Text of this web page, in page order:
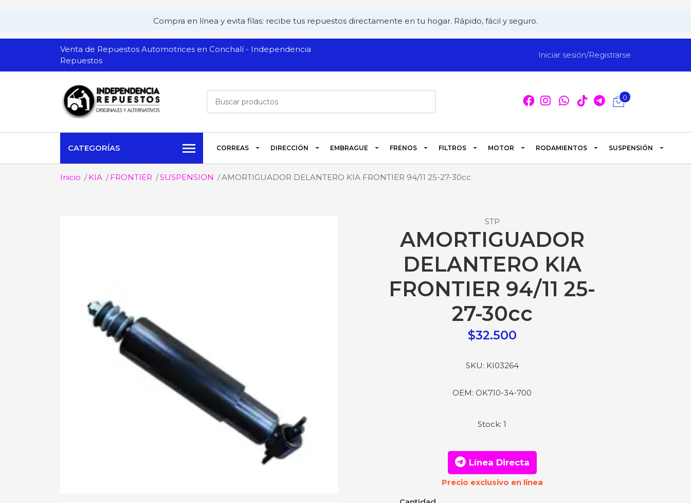
Compra en línea y evita filas: recibe tus repuestos directamente en tu hogar. Rápido, fácil y seguro.
Venta de Repuestos Automotrices en Conchalí - Independencia
Repuestos
Iniciar sesión/Registrarse
0
CATEGORÍAS CORREAS DIRECCIÓN EMBRAGUE FRENOS FILTROS MOTOR RODAMIENTOS SUSPENSIÓN
Inicio KIA FRONTIER SUSPENSION AMORTIGUADOR DELANTERO KIA FRONTIER 94/11 25-27-30cc
STP
AMORTIGUADOR
DELANTERO KIA
FRONTIER 94/11 25-
27-30cc
$32.500
SKU: KI03264
OEM: OK710-34-700
Stock: 1
Línea Directa
Precio exclusivo en línea